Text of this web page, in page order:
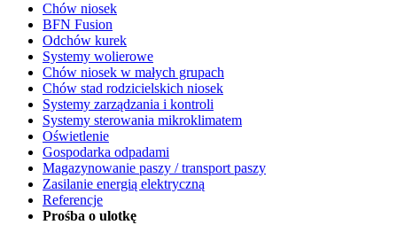
Chów niosek
BFN Fusion
Odchów kurek
Systemy wolierowe
Chów niosek w małych grupach
Chów stad rodzicielskich niosek
Systemy zarządzania i kontroli
Systemy sterowania mikroklimatem
Oświetlenie
Gospodarka odpadami
Magazynowanie paszy / transport paszy
Zasilanie energią elektryczną
Referencje
Prośba o ulotkę